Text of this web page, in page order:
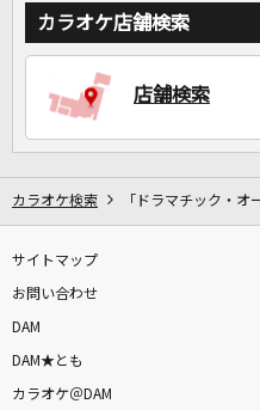
カラオケ店舗検索
店舗検索
カラオケ検索 「ドラマチック・オ
サイトマップ
お問い合わせ
DAM
DAM★とも
カラオケ＠DAM